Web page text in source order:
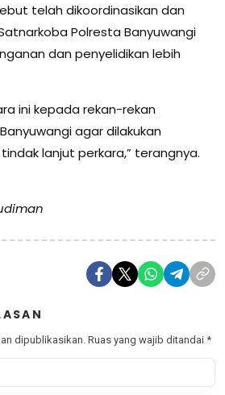
telah dikoordinasikan dan
Polresta Banyuwangi
dan penyelidikan lebih
ini kepada rekan-rekan
agar dilakukan
lanjut perkara,” terangnya.
dipublikasikan. Ruas yang wajib ditandai *